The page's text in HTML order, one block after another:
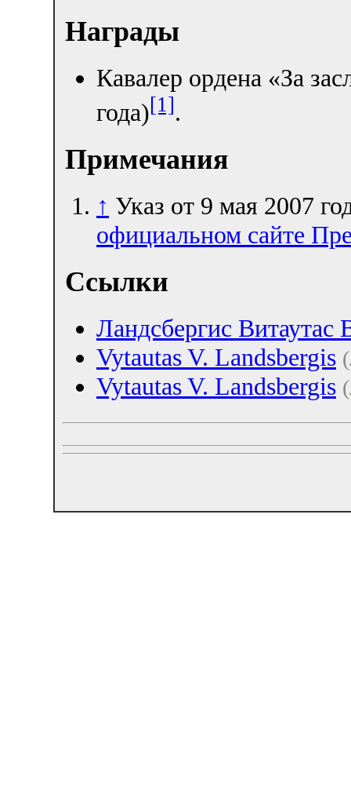
Награды
Кавалер ордена «За
года)[1].
Примечания
↑ Указ от 9 мая 2007
официальном сайте
Ссылки
Ландсбергис Витаутас
Vytautas V. Landsbergis
Vytautas V. Landsbergis